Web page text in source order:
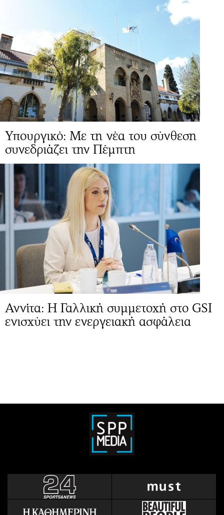
Υπουργικό: Με τη νέα του σύνθεση
συνεδριάζει την Πέμπτη
Αννίτα: Η Γαλλική συμμετοχή στο GSI
ενισχύει την ενεργειακή ασφάλεια